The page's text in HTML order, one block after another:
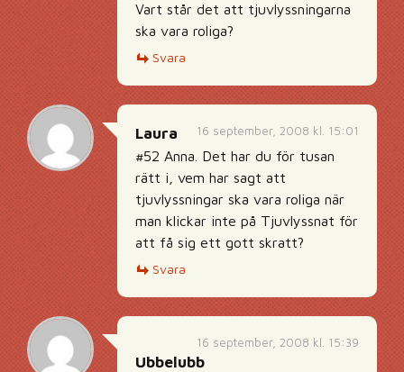
Vart står det att tjuvlyssningarna
ska vara roliga?
Svara
16 september, 2008 kl. 15:01
Laura
#52 Anna. Det har du för tusan
rätt i, vem har sagt att
tjuvlyssningar ska vara roliga när
man klickar inte på Tjuvlyssnat för
att få sig ett gott skratt?
Svara
16 september, 2008 kl. 15:39
Ubbelubb